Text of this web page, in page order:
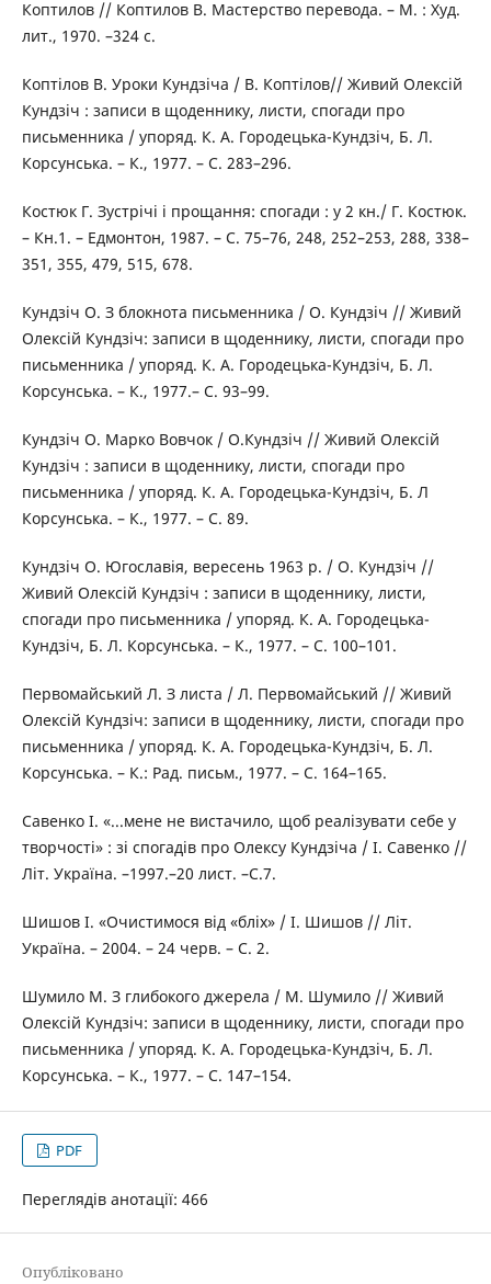
Коптилов // Коптилов В. Мастерство перевода. – М. : Худ.
лит., 1970. –324 с.
Коптілов В. Уроки Кундзіча / В. Коптілов// Живий Олексій
Кундзіч : записи в щоденнику, листи, спогади про
письменника / упоряд. К. А. Городецька-Кундзіч, Б. Л.
Корсунська. – К., 1977. – С. 283–296.
Костюк Г. Зустрічі і прощання: спогади : у 2 кн./ Г. Костюк.
– Кн.1. – Едмонтон, 1987. – С. 75–76, 248, 252–253, 288, 338–
351, 355, 479, 515, 678.
Кундзіч О. З блокнота письменника / О. Кундзіч // Живий
Олексій Кундзіч: записи в щоденнику, листи, спогади про
письменника / упоряд. К. А. Городецька-Кундзіч, Б. Л.
Корсунська. – К., 1977.– С. 93–99.
Кундзіч О. Марко Вовчок / О.Кундзіч // Живий Олексій
Кундзіч : записи в щоденнику, листи, спогади про
письменника / упоряд. К. А. Городецька-Кундзіч, Б. Л
Корсунська. – К., 1977. – С. 89.
Кундзіч О. Югославія, вересень 1963 р. / О. Кундзіч //
Живий Олексій Кундзіч : записи в щоденнику, листи,
спогади про письменника / упоряд. К. А. Городецька-
Кундзіч, Б. Л. Корсунська. – К., 1977. – С. 100–101.
Первомайський Л. З листа / Л. Первомайський // Живий
Олексій Кундзіч: записи в щоденнику, листи, спогади про
письменника / упоряд. К. А. Городецька-Кундзіч, Б. Л.
Корсунська. – К.: Рад. письм., 1977. – С. 164–165.
Савенко І. «...мене не вистачило, щоб реалізувати себе у
творчості» : зі спогадів про Олексу Кундзіча / І. Савенко //
Літ. Україна. –1997.–20 лист. –С.7.
Шишов І. «Очистимося від «бліх» / І. Шишов // Літ.
Україна. – 2004. – 24 черв. – С. 2.
Шумило М. З глибокого джерела / М. Шумило // Живий
Олексій Кундзіч: записи в щоденнику, листи, спогади про
письменника / упоряд. К. А. Городецька-Кундзіч, Б. Л.
Корсунська. – К., 1977. – С. 147–154.
PDF
Переглядів анотації: 466
Опубліковано